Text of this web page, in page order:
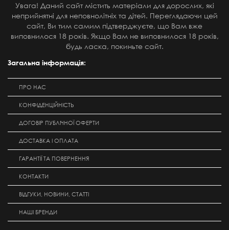
Увага! Даний сайт містить матеріали для дорослих, які
неприйнятні для неповнолітніх та дітей. Переглядаючи цей
сайт, Ви тим самим підтверджуєте, що Вам вже
виповнилося 18 років. Якщо Вам не виповнилося 18 років,
будь ласка, покиньте сайт.
Загальна інформація:
ПРО НАС
КОНФІДЕНЦІЙНІСТЬ
ДОГОВІР ПУБЛІЧНОЇ ОФЕРТИ
ДОСТАВКА І ОПЛАТА
ГАРАНТІЇ ТА ПОВЕРНЕННЯ
КОНТАКТИ
ВІДГУКИ, НОВИНИ, СТАТТІ
НАШІ БРЕНДИ